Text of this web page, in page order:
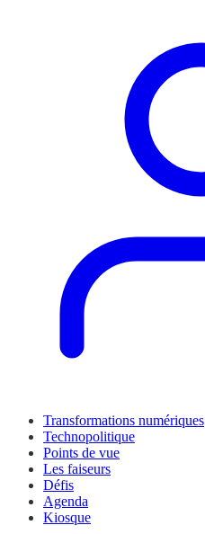
Transformations numériques
Technopolitique
Points de vue
Les faiseurs
Défis
Agenda
Kiosque